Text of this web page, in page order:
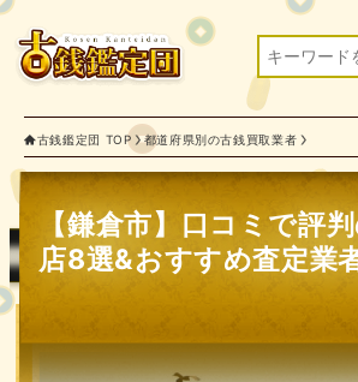
古銭鑑定団 TOP 都道府県別の古銭買取業者
【鎌倉市】口コミで評
店8選&おすすめ査定業